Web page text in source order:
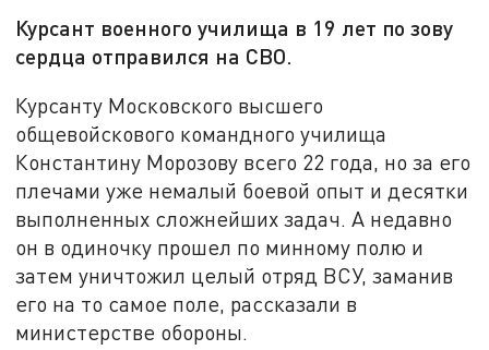
Курсант военного училища в 19 лет по зову
сердца отправился на СВО.
Курсанту Московского высшего
общевойскового командного училища
Константину Морозову всего 22 года, но за его
плечами уже немалый боевой опыт и десятки
выполненных сложнейших задач. А недавно
он в одиночку прошел по минному полю и
затем уничтожил целый отряд ВСУ, заманив
его на то самое поле, рассказали в
министерстве обороны.